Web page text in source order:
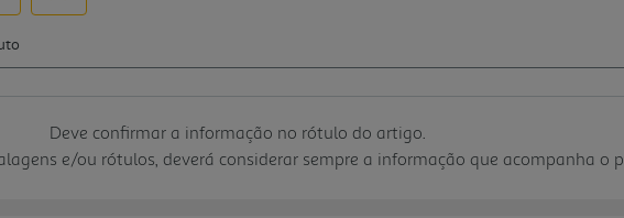
Deve confirmar a informação no rótulo do artigo.
e/ou rótulos, deverá considerar sempre a informação que acompanha o